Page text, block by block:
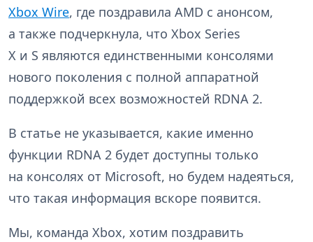
Xbox Wire, где поздравила AMD с анонсом,
а также подчеркнула, что Xbox Series
X и S являются единственными консолями
нового поколения с полной аппаратной
поддержкой всех возможностей RDNA 2.
В статье не указывается, какие именно
функции RDNA 2 будет доступны только
на консолях от Microsoft, но будем надеяться,
что такая информация вскоре появится.
Мы, команда Xbox, хотим поздравить